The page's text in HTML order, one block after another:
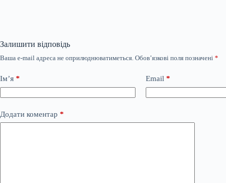
Залишити відповідь
Ваша e-mail адреса не оприлюднюватиметься. Обов’язкові поля позначені *
Ім’я * Email *
Додати коментар *